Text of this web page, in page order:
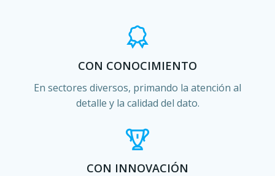
CON CONOCIMIENTO
En sectores diversos, primando la atención al
detalle y la calidad del dato.
CON INNOVACIÓN